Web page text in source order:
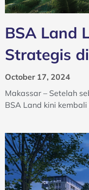
BSA Land
Strategis
October 17, 2024
Makassar – Setelah
BSA Land kini